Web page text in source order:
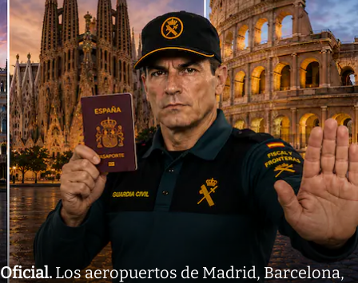
Oficial. Los aeropuertos de Madrid, Barcelona,